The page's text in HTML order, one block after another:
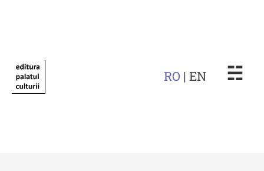
RO | EN ☵